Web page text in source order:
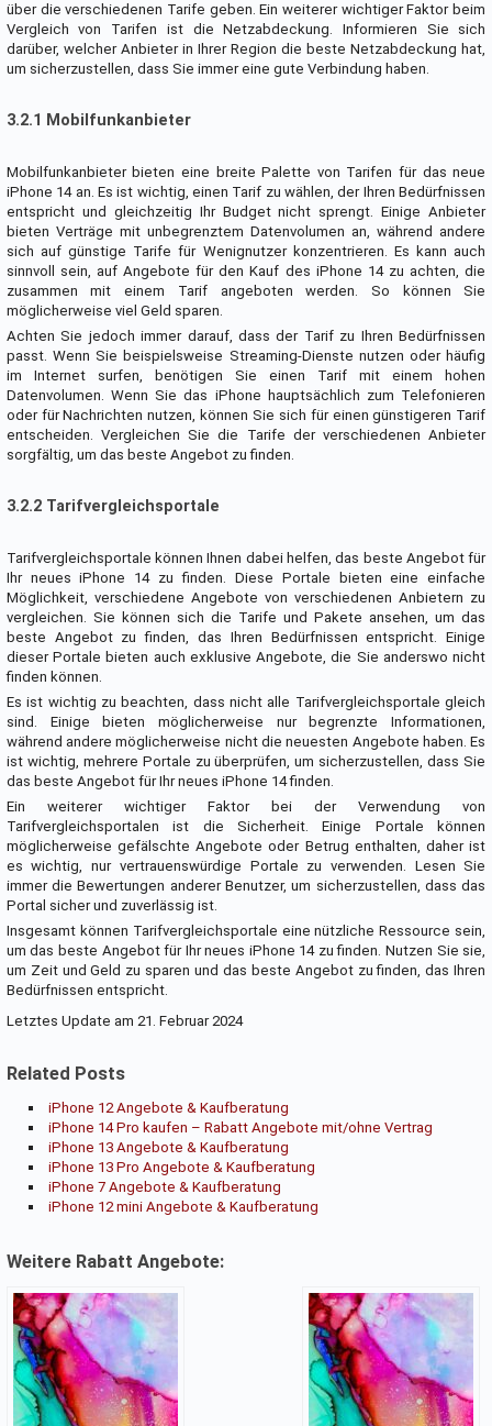
über die verschiedenen Tarife geben. Ein weiterer wichtiger Faktor beim
Vergleich von Tarifen ist die Netzabdeckung. Informieren Sie sich
darüber, welcher Anbieter in Ihrer Region die beste Netzabdeckung hat,
um sicherzustellen, dass Sie immer eine gute Verbindung haben.
3.2.1 Mobilfunkanbieter
Mobilfunkanbieter bieten eine breite Palette von Tarifen für das neue
iPhone 14 an. Es ist wichtig, einen Tarif zu wählen, der Ihren Bedürfnissen
entspricht und gleichzeitig Ihr Budget nicht sprengt. Einige Anbieter
bieten Verträge mit unbegrenztem Datenvolumen an, während andere
sich auf günstige Tarife für Wenignutzer konzentrieren. Es kann auch
sinnvoll sein, auf Angebote für den Kauf des iPhone 14 zu achten, die
zusammen mit einem Tarif angeboten werden. So können Sie
möglicherweise viel Geld sparen.
Achten Sie jedoch immer darauf, dass der Tarif zu Ihren Bedürfnissen
passt. Wenn Sie beispielsweise Streaming-Dienste nutzen oder häufig
im Internet surfen, benötigen Sie einen Tarif mit einem hohen
Datenvolumen. Wenn Sie das iPhone hauptsächlich zum Telefonieren
oder für Nachrichten nutzen, können Sie sich für einen günstigeren Tarif
entscheiden. Vergleichen Sie die Tarife der verschiedenen Anbieter
sorgfältig, um das beste Angebot zu finden.
3.2.2 Tarifvergleichsportale
Tarifvergleichsportale können Ihnen dabei helfen, das beste Angebot für
Ihr neues iPhone 14 zu finden. Diese Portale bieten eine einfache
Möglichkeit, verschiedene Angebote von verschiedenen Anbietern zu
vergleichen. Sie können sich die Tarife und Pakete ansehen, um das
beste Angebot zu finden, das Ihren Bedürfnissen entspricht. Einige
dieser Portale bieten auch exklusive Angebote, die Sie anderswo nicht
finden können.
Es ist wichtig zu beachten, dass nicht alle Tarifvergleichsportale gleich
sind. Einige bieten möglicherweise nur begrenzte Informationen,
während andere möglicherweise nicht die neuesten Angebote haben. Es
ist wichtig, mehrere Portale zu überprüfen, um sicherzustellen, dass Sie
das beste Angebot für Ihr neues iPhone 14 finden.
Ein weiterer wichtiger Faktor bei der Verwendung von
Tarifvergleichsportalen ist die Sicherheit. Einige Portale können
möglicherweise gefälschte Angebote oder Betrug enthalten, daher ist
es wichtig, nur vertrauenswürdige Portale zu verwenden. Lesen Sie
immer die Bewertungen anderer Benutzer, um sicherzustellen, dass das
Portal sicher und zuverlässig ist.
Insgesamt können Tarifvergleichsportale eine nützliche Ressource sein,
um das beste Angebot für Ihr neues iPhone 14 zu finden. Nutzen Sie sie,
um Zeit und Geld zu sparen und das beste Angebot zu finden, das Ihren
Bedürfnissen entspricht.
Letztes Update am 21. Februar 2024
Related Posts
iPhone 12 Angebote & Kaufberatung
iPhone 14 Pro kaufen – Rabatt Angebote mit/ohne Vertrag
iPhone 13 Angebote & Kaufberatung
iPhone 13 Pro Angebote & Kaufberatung
iPhone 7 Angebote & Kaufberatung
iPhone 12 mini Angebote & Kaufberatung
Weitere Rabatt Angebote: